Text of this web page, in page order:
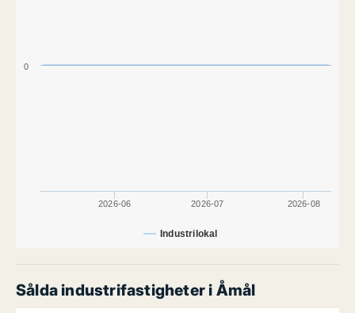
Industrilokal
2026-06 2026-07 2026-08
0
Sålda industrifastigheter i Åmål